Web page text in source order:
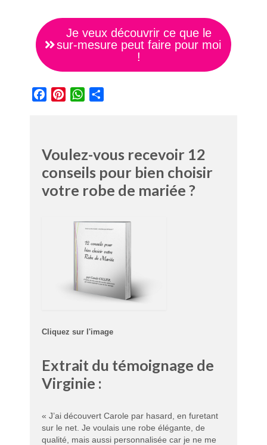
Je veux découvrir ce que le
sur-mesure peut faire pour moi
!
FacebookPinterestWhatsApp
Voulez-vous recevoir 12
conseils pour bien choisir
votre robe de mariée ?
Cliquez sur l'image
Extrait du témoignage de
Virginie :
« J’ai découvert Carole par hasard, en furetant
sur le net. Je voulais une robe élégante, de
qualité, mais aussi personnalisée car je ne me